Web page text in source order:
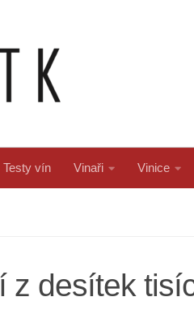
Testy vín Vinaři Vinice
z desítek